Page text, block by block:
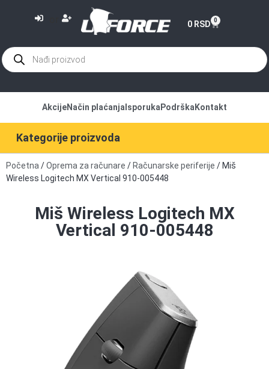
0 RSD 0
Kategorije proizvoda
AkcijeNačin plaćanja Isporuka Podrška Kontakt
Početna /Oprema za računare / Računarske periferije / Miš
Wireless Logitech MX Vertical 910-005448
Miš Wireless Logitech MX
Vertical 910-005448